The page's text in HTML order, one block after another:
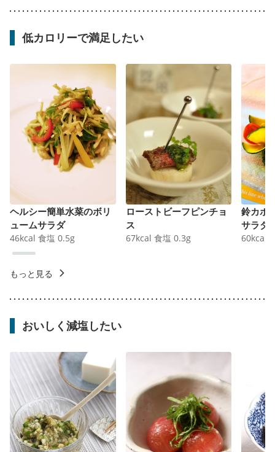
低カロリーで満足したい
ヘルシー簡単水菜のボリ
ュームサラダ
46kcal 食塩 0.5g
ローストビーフピンチョ
ス
67kcal 食塩 0.3g
鈴カボ
サラダ
60kcal
もっと見る
おいしく減塩したい